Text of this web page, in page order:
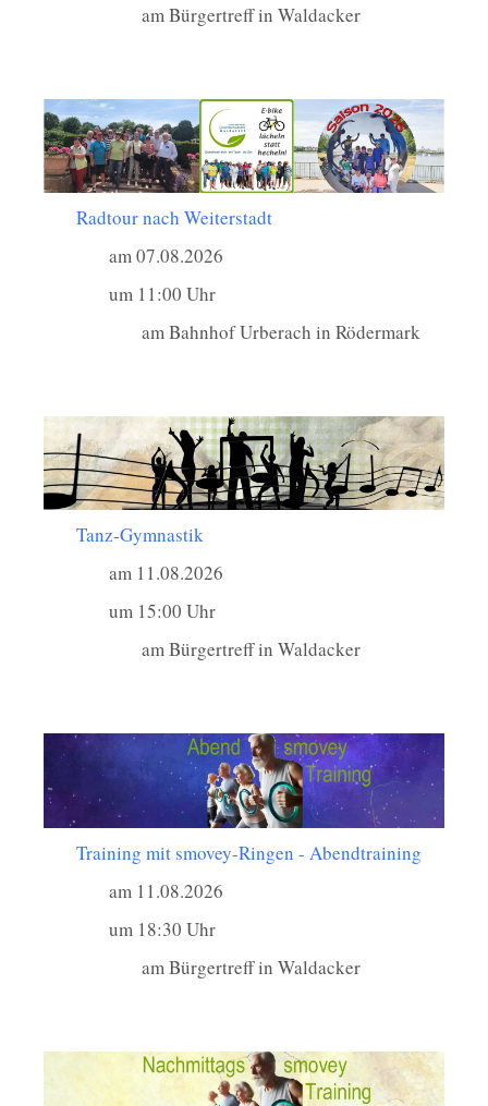
am Bürgertreff in Waldacker
Radtour nach Weiterstadt
am 07.08.2026
um 11:00 Uhr
am Bahnhof Urberach in Rödermark
Tanz-Gymnastik
am 11.08.2026
um 15:00 Uhr
am Bürgertreff in Waldacker
Training mit smovey-Ringen - Abendtraining
am 11.08.2026
um 18:30 Uhr
am Bürgertreff in Waldacker